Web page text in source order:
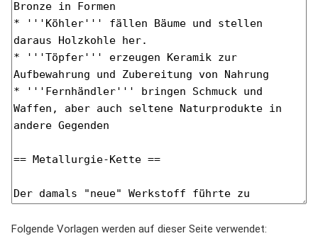
Folgende Vorlagen werden auf dieser Seite verwendet: